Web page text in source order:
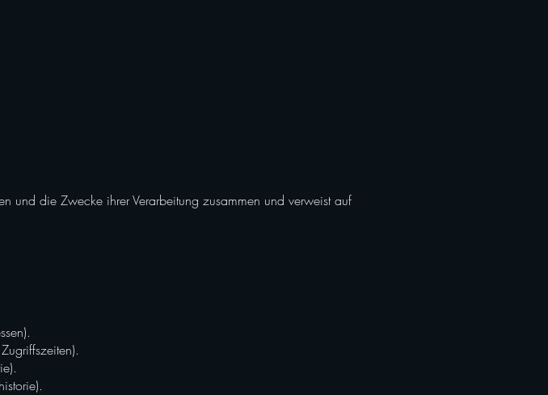
und die Zwecke ihrer Verarbeitung zusammen und verweist auf